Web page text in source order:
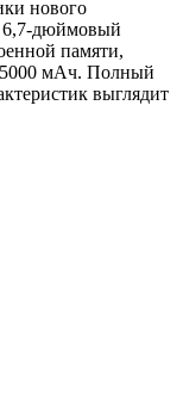
нового
6,7-дюймовый
памяти,
мАч. Полный
выглядит